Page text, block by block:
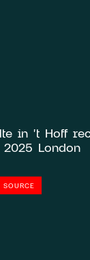
in 't Hoff
2025 London
SOURCE